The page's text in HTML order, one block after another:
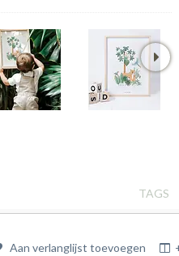
TAGS
Aan verlanglijst toevoegen